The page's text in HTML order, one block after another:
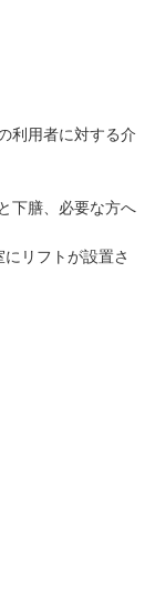
利用者に対する介
下膳、必要な方へ
リフトが設置さ